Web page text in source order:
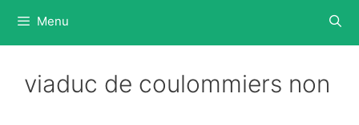
Menu
viaduc de coulommiers non